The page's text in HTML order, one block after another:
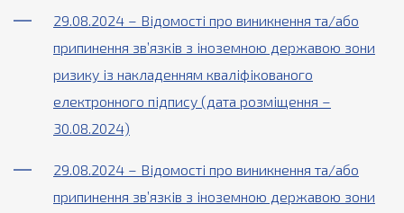
29.08.2024 – Відомості про виникнення та/або
припинення зв’язків з іноземною державою зони
ризику із накладенням кваліфікованого
електронного підпису (дата розміщення –
30.08.2024)
29.08.2024 – Відомості про виникнення та/або
припинення зв’язків з іноземною державою зони